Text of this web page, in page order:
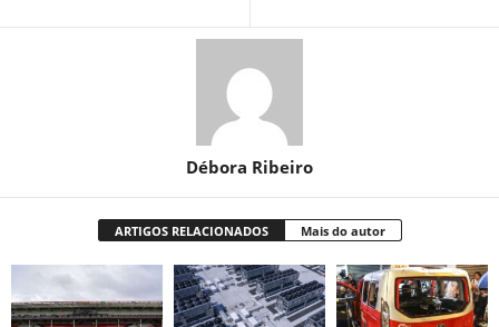
Débora Ribeiro
ARTIGOS RELACIONADOS Mais do autor